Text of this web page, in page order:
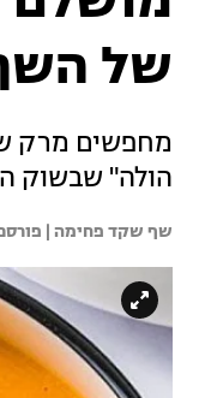
של
מחפשים מרק
הולה" שבשוק
שף שקד פחימה |